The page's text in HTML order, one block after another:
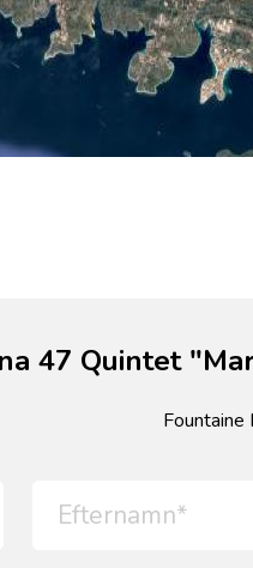
47 Quintet